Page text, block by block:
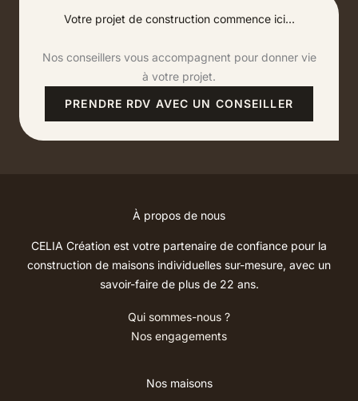
Votre projet de construction commence ici...
Nos conseillers vous accompagnent pour donner vie
à votre projet.
PRENDRE RDV AVEC UN CONSEILLER
À propos de nous
CELIA Création est votre partenaire de confiance pour la
construction de maisons individuelles sur-mesure, avec un
savoir-faire de plus de 22 ans.
Qui sommes-nous ?
Nos engagements
Nos maisons